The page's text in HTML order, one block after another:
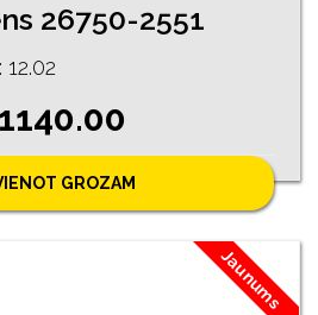
26750-2551
GROZAM
Jaunums